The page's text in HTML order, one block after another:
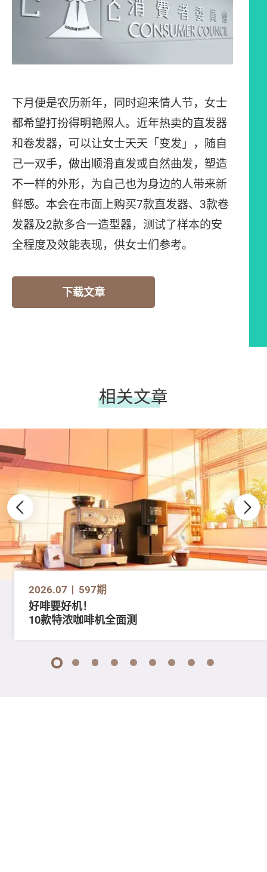
下月便是农历新年，同时迎来情人节，女士
都希望打扮得明艳照人。近年热卖的直发器
和卷发器，可以让女士天天「变发」，随自
己一双手，做出顺滑直发或自然曲发，塑造
不一样的外形，为自己也为身边的人带来新
鲜感。本会在市面上购买7款直发器、3款卷
发器及2款多合一造型器，测试了样本的安
全程度及效能表现，供女士们参考。
下载文章
相关文章
2026.07 597期
好啡要好机！
10款特浓咖啡机全面测
1 2 3 4 5 6 7 8 9